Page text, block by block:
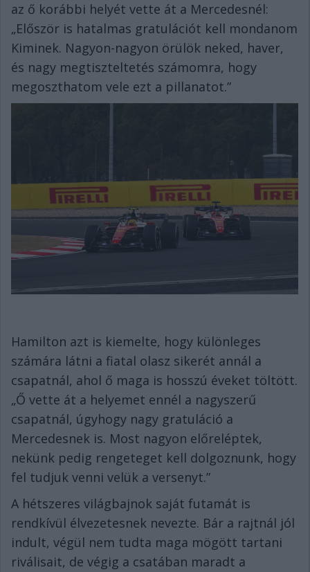
az ő korábbi helyét vette át a Mercedesnél:
„Először is hatalmas gratulációt kell mondanom
Kiminek. Nagyon-nagyon örülök neked, haver,
és nagy megtiszteltetés számomra, hogy
megoszthatom vele ezt a pillanatot.”
Hamilton azt is kiemelte, hogy különleges
számára látni a fiatal olasz sikerét annál a
csapatnál, ahol ő maga is hosszú éveket töltött.
„Ő vette át a helyemet ennél a nagyszerű
csapatnál, úgyhogy nagy gratuláció a
Mercedesnek is. Most nagyon előreléptek,
nekünk pedig rengeteget kell dolgoznunk, hogy
fel tudjuk venni velük a versenyt.”
A hétszeres világbajnok saját futamát is
rendkívül élvezetesnek nevezte. Bár a rajtnál jól
indult, végül nem tudta maga mögött tartani
riválisait, de végig a csatában maradt a